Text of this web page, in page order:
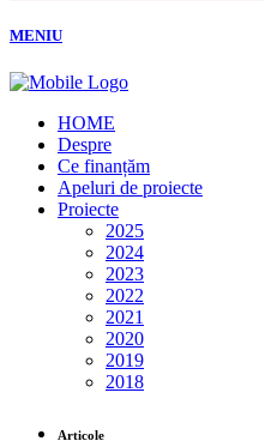
MENIU
HOME
Despre
Ce finanțăm
Apeluri de proiecte
Proiecte
2025
2024
2023
2022
2021
2020
2019
2018
Articole